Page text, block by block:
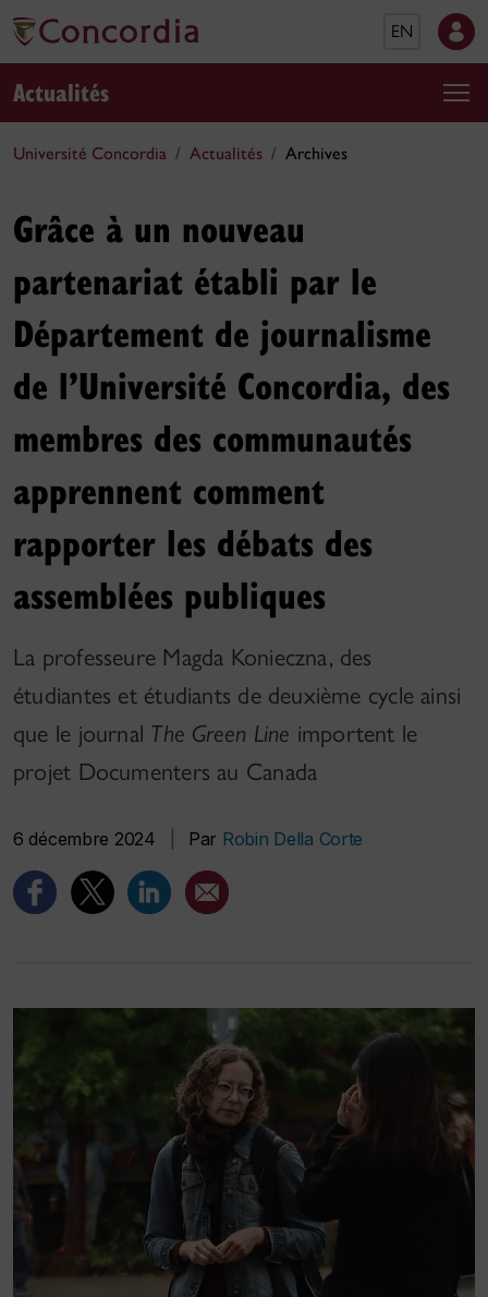
EN
Actualités
Université Concordia Actualités Archives
Grâce à un nouveau
partenariat établi par le
Département de journalisme
de l’Université Concordia, des
membres des communautés
apprennent comment
rapporter les débats des
assemblées publiques
La professeure Magda Konieczna, des
étudiantes et étudiants de deuxième cycle ainsi
que le journal The Green Line importent le
projet Documenters au Canada
6 décembre 2024 Par Robin Della Corte